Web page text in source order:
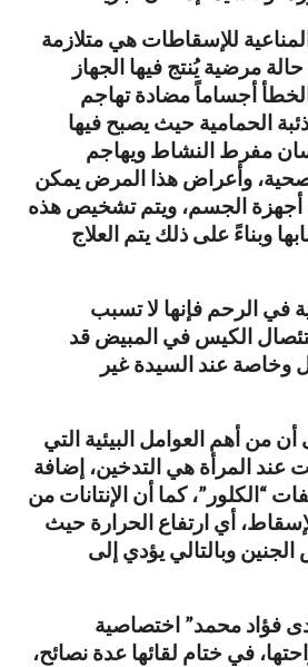
للإسقاطات هي متلازمة
مرضية يُنتج فيها الجهاز
أجساماً مضادة تهاجم
الحمامية حيث يصبح فيها
مفرط النشاط ويهاجم
وأعراض هذا المرض يمكن
أجهزة الجسم، ويتم تشخيص هذه
وبناءً على ذلك يتم العلاج
في الرحم فإنها لا تسبب
الكيس في المبيض قد
وخاصة عند السيدة غير
من أهم العوامل البيئية التي
عند المرأة هي التدخين، إضافة
“الكلور”، كما أن الإنتانات من
أي ارتفاع الحرارة حيث
وبالتالي يؤدي إلى
فؤاد محمد” اختصاصية
في ختام لقائها عدة نصائح،